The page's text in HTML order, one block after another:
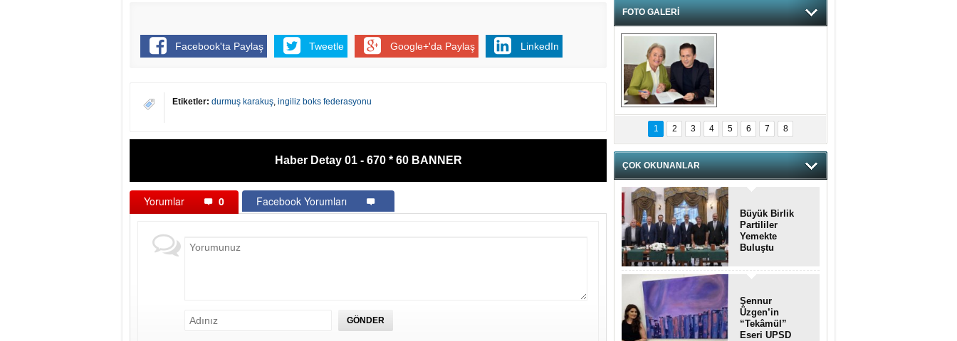
Facebook'ta Paylaş Tweetle Google+'da Paylaş LinkedIn
Etiketler: durmuş karakuş, ingiliz boks federasyonu
Haber Detay 01 - 670 * 60 BANNER
Yorumlar 0 Facebook Yorumları
FOTO GALERİ
hnzzzna
1 2 3 4 5 6 7 8
ÇOK OKUNANLAR
Büyük Birlik
Partililer
Yemekte
Buluştu
Şennur
Üzgen’in
“Tekâmül”
Eseri UPSD